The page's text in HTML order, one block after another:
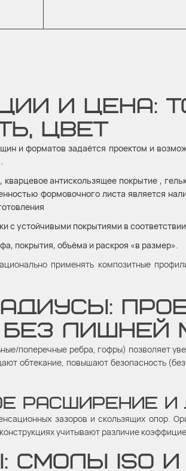
И ЦЕНА:
ЦВЕТ
и форматов задаётся проектом и
антискользящее покрытие ,
формовочного листа является
с устойчивыми покрытиями в
покрытия, объёма и раскроя «в размер».
применять композитные
БЕЗ ЛИШНЕЙ
поперечные ребра, гофры) позволяет
обтекание, повышают безопасность
РАСШИРЕНИЕ
зазоров и скользящих опор.
учитывают различие
ISO И